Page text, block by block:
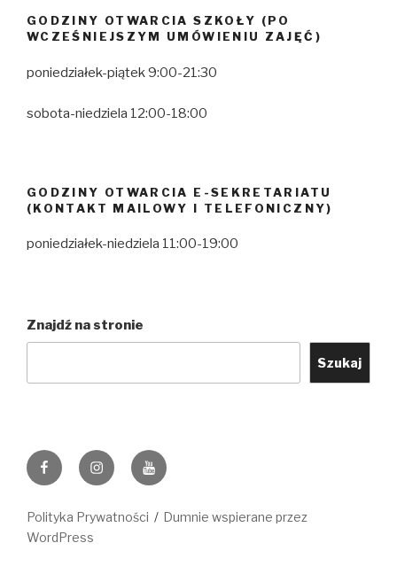
GODZINY OTWARCIA SZKOŁY (PO
WCZEŚNIEJSZYM UMÓWIENIU ZAJĘĆ)
poniedziałek-piątek 9:00-21:30
sobota-niedziela 12:00-18:00
GODZINY OTWARCIA E-SEKRETARIATU
(KONTAKT MAILOWY I TELEFONICZNY)
poniedziałek-niedziela 11:00-19:00
Znajdź na stronie
Szukaj
FacebookInstagramYouTube
Polityka Prywatności
Dumnie wspierane przez
WordPress